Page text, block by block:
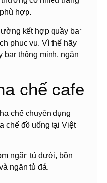
hợp.
kết hợp quầy bar
phục vụ. Vì thế hãy
bar thông minh, ngăn
chế cafe
chế chuyên dụng
chế đồ uống tại Việt
ngăn tủ dưới, bồn
ngăn tủ đá.